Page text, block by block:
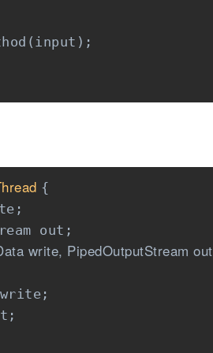
{
out;
write, PipedOutputStream
write;
out;